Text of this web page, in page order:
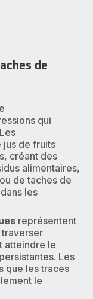
de
qui
jus de fruits
créant des
alimentaires,
de taches de
les
représentent
atteindre le
Les
que les traces
le